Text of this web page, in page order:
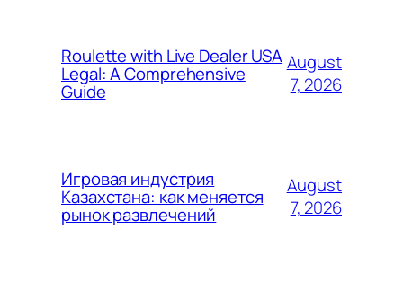
Roulette with Live Dealer USA
Legal: A Comprehensive
Guide
August
7, 2026
Игровая индустрия
Казахстана: как меняется
рынок развлечений
August
7, 2026